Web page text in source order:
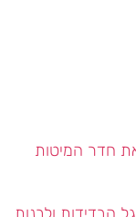
חדר המיטות